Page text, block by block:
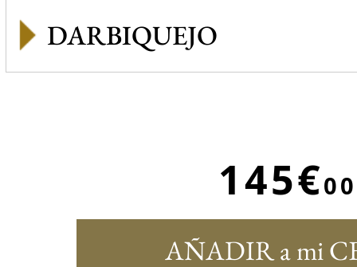
DARBIQUEJO
145€00
AÑADIR a mi